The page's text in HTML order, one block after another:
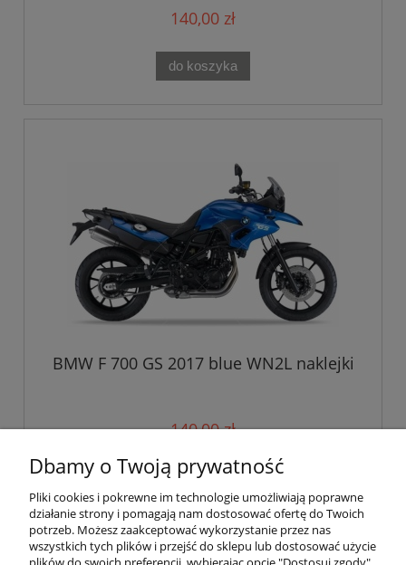
140,00 zł
do koszyka
BMW F 700 GS 2017 blue WN2L naklejki
140,00 zł
do koszyka
Pomoc
Dbamy o Twoją prywatność
Pliki cookies i pokrewne im technologie umożliwiają poprawne
działanie strony i pomagają nam dostosować ofertę do Twoich
potrzeb. Możesz zaakceptować wykorzystanie przez nas
wszystkich tych plików i przejść do sklepu lub dostosować użycie